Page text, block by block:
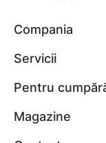
Compania
Servicii
Pentru
Magazine